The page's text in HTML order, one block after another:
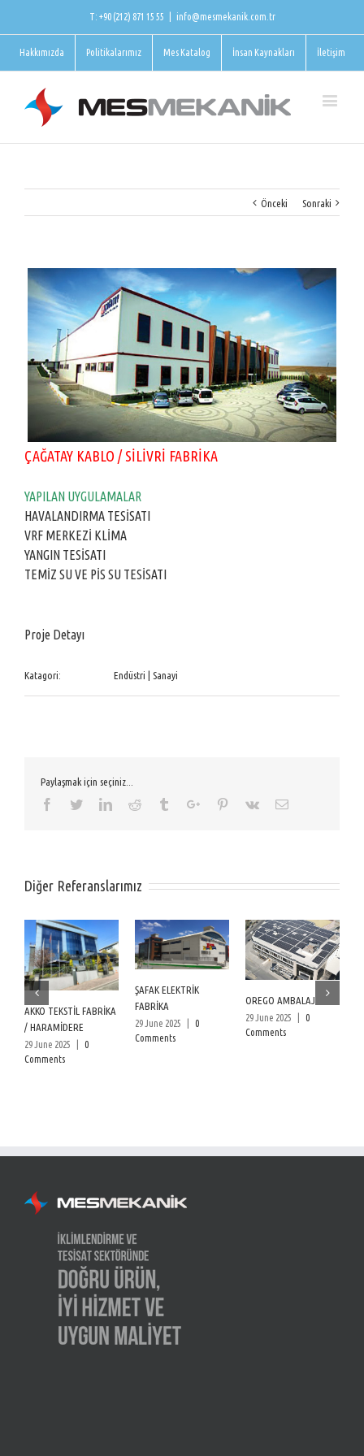
T: +90 (212) 871 15 55 info@mesmekanik.com.tr
Hakkımızda Politikalarımız Mes Katalog İnsan Kaynakları İletişim
Önceki Sonraki
ÇAĞATAY KABLO / SİLİVRİ FABRİKA
YAPILAN UYGULAMALAR
HAVALANDIRMA TESİSATI
VRF MERKEZİ KLİMA
YANGIN TESİSATI
TEMİZ SU VE PİS SU TESİSATI
Proje Detayı
Katagori: Endüstri | Sanayi
Paylaşmak için seçiniz...
Facebook
TwitterLinkedinReddit TumblrGoogle+Pinterest
Vk Email
Diğer Referanslarımız
AKKO TEKSTİL FABRİKA
/ HARAMİDERE
29 June 2025
0
Comments
ŞAFAK ELEKTRİK
FABRİKA
29 June 2025
0
Comments
OREGO AMBALAJ
29 June 2025
0
Comments